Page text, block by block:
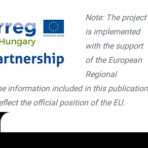
Note: The project
is implemented
with the support
of the European
Regional
information included in this publication
the official position of the EU.